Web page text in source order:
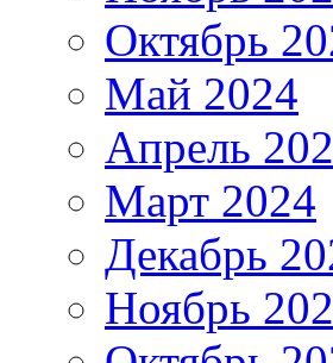
Октябрь
Май 2024
Апрель
Март 2024
Декабрь
Ноябрь